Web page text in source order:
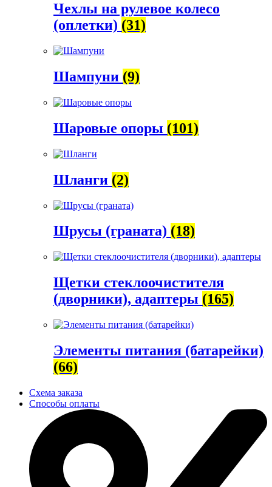
Чехлы на рулевое колесо
(оплетки) (31)
Шампуни (9)
Шаровые опоры (101)
Шланги (2)
Шрусы (граната) (18)
Щетки стеклоочистителя
(дворники), адаптеры (165)
Элементы питания (батарейки)
(66)
Схема заказа
Способы оплаты